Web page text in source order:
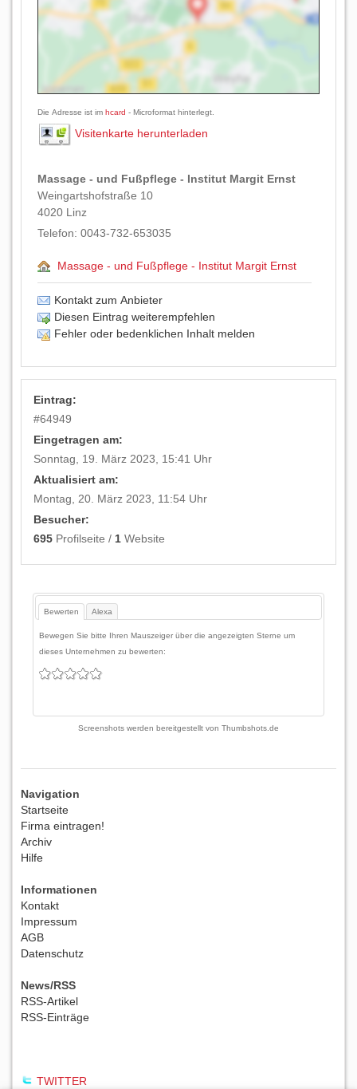
Die Adresse ist im hcard - Microformat hinterlegt.
Visitenkarte herunterladen
Massage - und Fußpflege - Institut Margit Ernst
Weingartshofstraße 10
4020 Linz
Telefon: 0043-732-653035
Massage - und Fußpflege - Institut Margit Ernst
Kontakt zum Anbieter
Diesen Eintrag weiterempfehlen
Fehler oder bedenklichen Inhalt melden
Eintrag:
#64949
Eingetragen am:
Sonntag, 19. März 2023, 15:41 Uhr
Aktualisiert am:
Montag, 20. März 2023, 11:54 Uhr
Besucher:
695 Profilseite / 1 Website
Bewerten Alexa
Bewegen Sie bitte Ihren Mauszeiger über die angezeigten Sterne um
dieses Unternehmen zu bewerten:
Screenshots werden bereitgestellt von Thumbshots.de
Navigation
Startseite
Firma eintragen!
Archiv
Hilfe
Informationen
Kontakt
Impressum
AGB
Datenschutz
News/RSS
RSS-Artikel
RSS-Einträge
TWITTER